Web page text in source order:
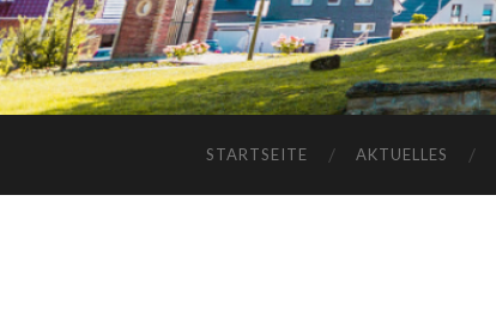
STARTSEITE AKTUELLES